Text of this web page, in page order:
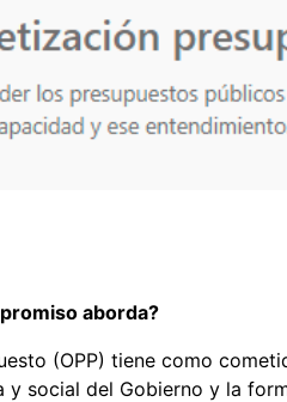
aborda?
(OPP) tiene como
social del Gobierno y la